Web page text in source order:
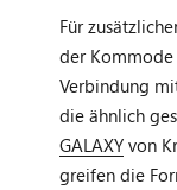
Für
der
Verbindung
die ähnlich
GALAXY von
greifen die